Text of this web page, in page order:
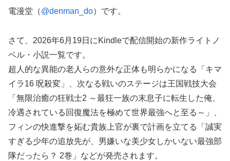
電漫堂（@denman_do）です。
さて、2026年6月19日にKindleで配信開始の新作ライトノ
ベル・小説一覧です。
超人的な異能の老人らの意外な正体も明らかになる「キマ
イラ16 呪殺変」、次なる戦いのステージは王国戦技大会
「無限治癒の狂戦士2 ～最狂一族の末息子に転生した俺、
冷遇されている回復魔法を極めて世界最強へと至る～」、
フィンの快進撃を妬む貴族上官が裏で計画を立てる「誠実
すぎる少年の追放先が、男嫌いな美少女しかいない最強部
隊だったら？ 2巻」などが発売されます。